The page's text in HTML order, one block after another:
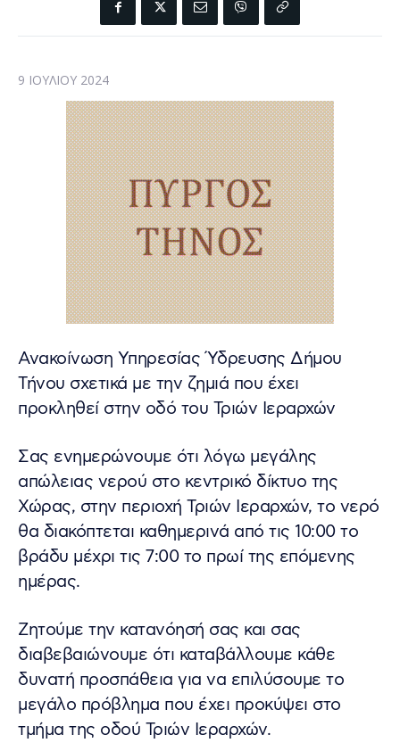
9 ΙΟΥΛΊΟΥ 2024
Ανακοίνωση Υπηρεσίας Ύδρευσης Δήμου
Τήνου σχετικά με την ζημιά που έχει
προκληθεί στην οδό του Τριών Ιεραρχών
Σας ενημερώνουμε ότι λόγω μεγάλης
απώλειας νερού στο κεντρικό δίκτυο της
Χώρας, στην περιοχή Τριών Ιεραρχών, το νερό
θα διακόπτεται καθημερινά από τις 10:00 το
βράδυ μέχρι τις 7:00 το πρωί της επόμενης
ημέρας.
Ζητούμε την κατανόησή σας και σας
διαβεβαιώνουμε ότι καταβάλλουμε κάθε
δυνατή προσπάθεια για να επιλύσουμε το
μεγάλο πρόβλημα που έχει προκύψει στο
τμήμα της οδού Τριών Ιεραρχών.